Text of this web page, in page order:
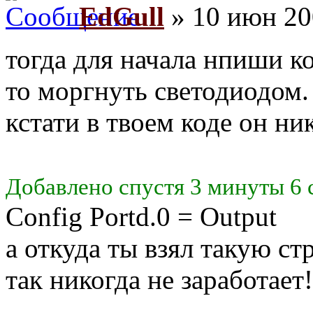
EdGull » 10 июн
тогда для начала нпиши
то моргнуть светодиодом.
кстати в твоем коде он
Добавлено спустя 3 минуты 6
Config Portd.0 = Output
а откуда ты взял такую
так никогда не заработает!